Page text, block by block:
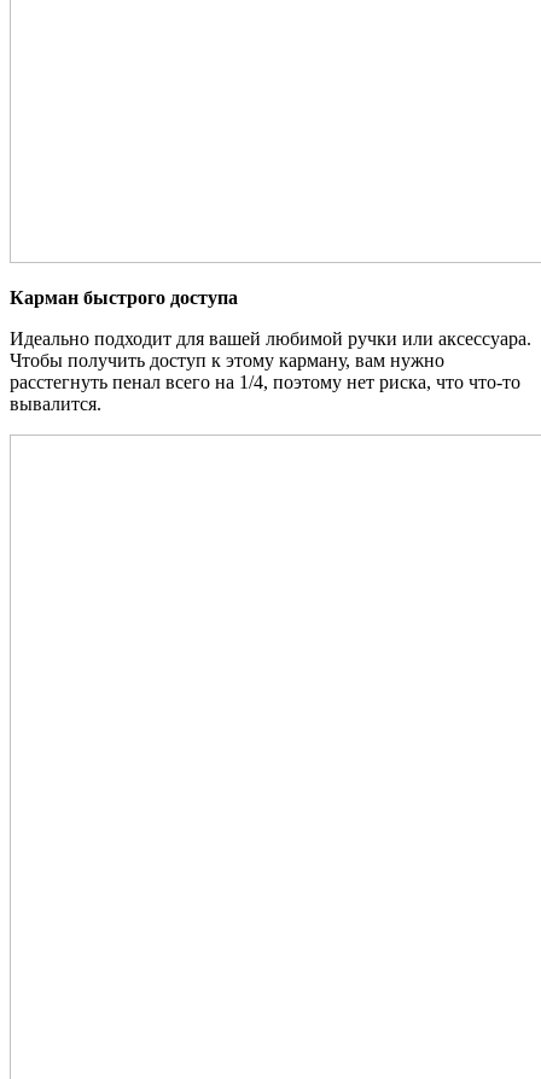
Карман быстрого доступа
Идеально подходит для вашей любимой ручки или аксессуара.
Чтобы получить доступ к этому карману, вам нужно
расстегнуть пенал всего на 1/4, поэтому нет риска, что что-то
вывалится.